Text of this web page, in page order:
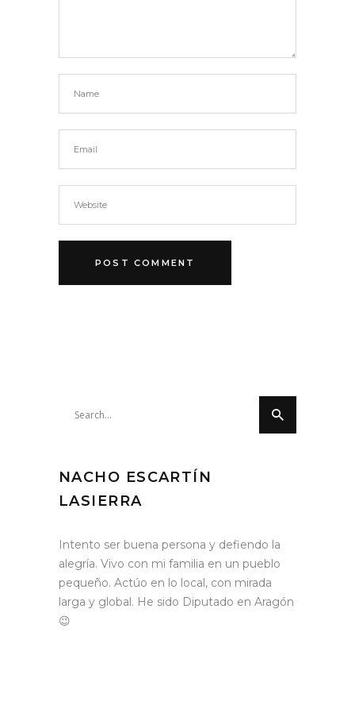
NACHO ESCARTÍN
LASIERRA
Intento ser buena persona y defiendo la
alegría. Vivo con mi familia en un pueblo
pequeño. Actúo en lo local, con mirada
larga y global. He sido Diputado en Aragón
😉